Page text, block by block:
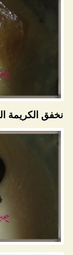
نخفق الكريمة